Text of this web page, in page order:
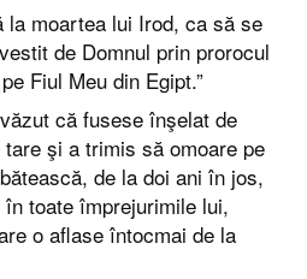
la moartea lui Irod, ca să se
de Domnul prin prorocul
Fiul Meu din Egipt.”
că fusese înşelat de
şi a trimis să omoare pe
de la doi ani în jos,
toate împrejurimile lui,
o aflase întocmai de la